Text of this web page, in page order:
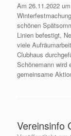
Am 26.11.2022
schönen
Linien befestigt,
viele
Clubhaus
Schönemann wird
gemeinsame
Vereinsinfo